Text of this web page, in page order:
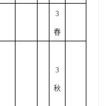
3
春
3
秋